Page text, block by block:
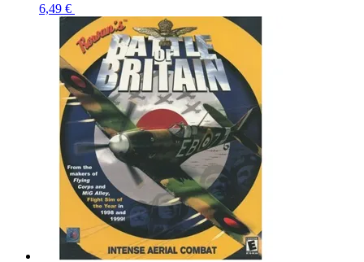
6,49 €